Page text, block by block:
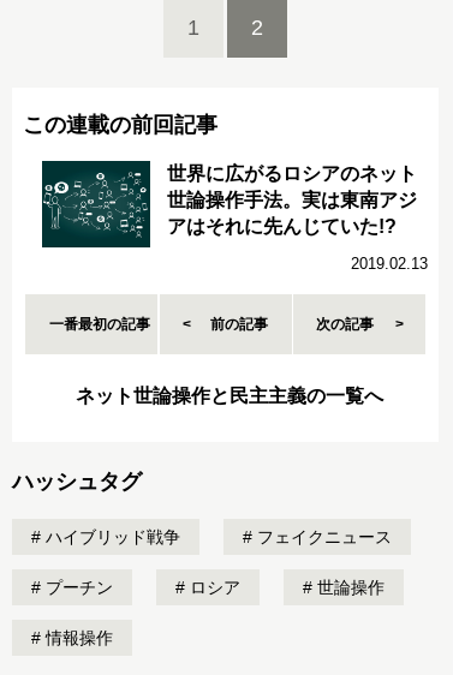
1 2
この連載の前回記事
世界に広がるロシアのネット
世論操作手法。実は東南アジ
アはそれに先んじていた!?
2019.02.13
一番最初の記事 前の記事 次の記事
ネット世論操作と民主主義の一覧へ
ハッシュタグ
ハイブリッド戦争 フェイクニュース
プーチン ロシア 世論操作
情報操作